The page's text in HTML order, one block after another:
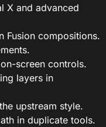
X and advanced
Fusion compositions.
screen controls.
layers in
upstream style.
in duplicate tools.